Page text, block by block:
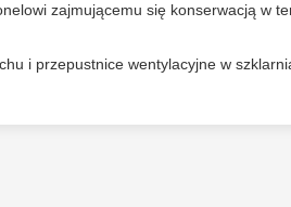
zajmującemu się konserwacją w
i przepustnice wentylacyjne w